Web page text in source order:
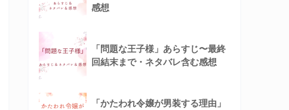
感想
「問題な王子様」あらすじ〜最終
回結末まで・ネタバレ含む感想
「かたわれ令嬢が男装する理由」